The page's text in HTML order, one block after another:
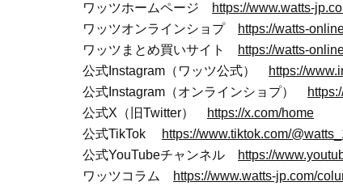
ワッツホームページ
https://www.watts-
ワッツオンラインショプ
https://watts-
ワッツまとめ買いサイト
https://watts-
公式Instagram（ワッツ公式）
https://
公式Instagram（オンラインショプ）
公式X（旧Twitter）
https://x.com/home
公式TikTok
https://www.tiktok.com/
公式YouTubeチャンネル
https://
ワッツコラム
https://www.watts-jp.com/